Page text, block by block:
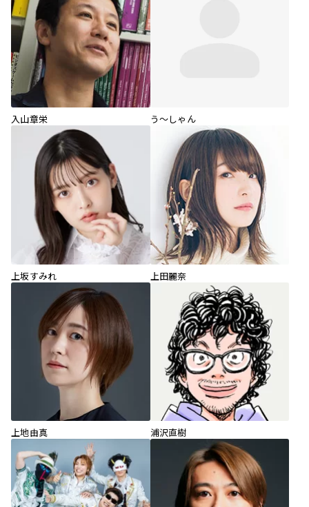
入山章栄 う～しゃん
上坂すみれ 上田麗奈
上地由真 浦沢直樹